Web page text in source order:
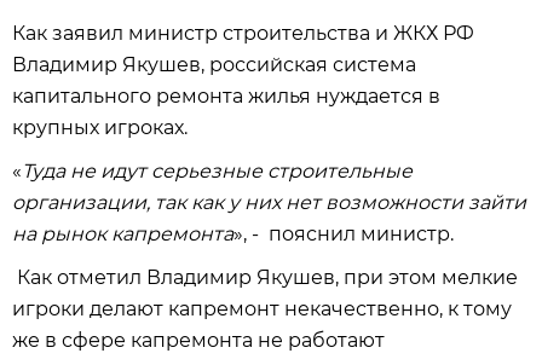
Как заявил министр строительства и ЖКХ РФ
Владимир Якушев, российская система
капитального ремонта жилья нуждается в
крупных игроках.
«Туда не идут серьезные строительные
организации, так как у них нет возможности зайти
на рынок капремонта», - пояснил министр.
Как отметил Владимир Якушев, при этом мелкие
игроки делают капремонт некачественно, к тому
же в сфере капремонта не работают